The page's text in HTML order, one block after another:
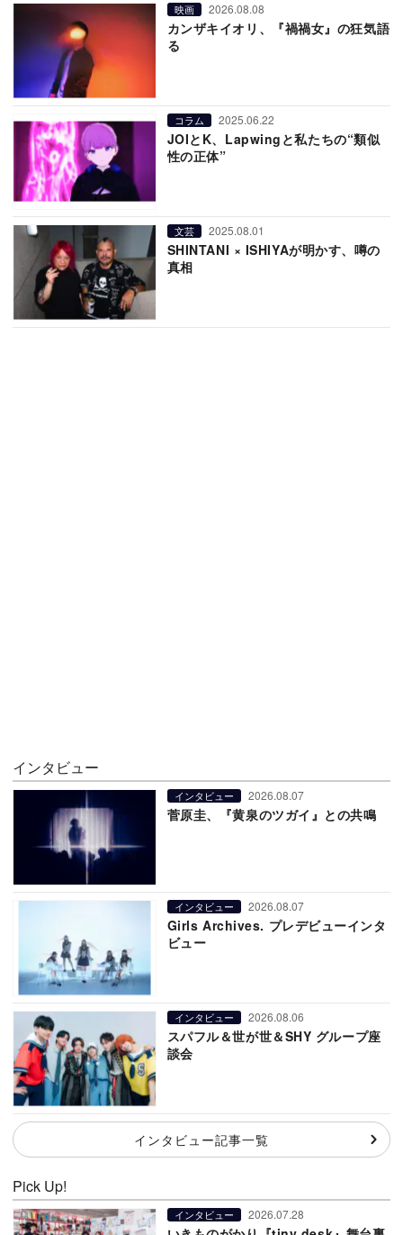
映画 2026.08.08
カンザキイオリ、『禍禍女』の狂気語
る
コラム 2025.06.22
JOIとK、Lapwingと私たちの“類似
性の正体”
文芸 2025.08.01
SHINTANI × ISHIYAが明かす、噂の
真相
インタビュー
インタビュー 2026.08.07
菅原圭、『黄泉のツガイ』との共鳴
インタビュー 2026.08.07
Girls Archives. プレデビューインタ
ビュー
インタビュー 2026.08.06
スパフル＆世が世＆SHY グループ座
談会
インタビュー記事一覧
Pick Up!
インタビュー 2026.07.28